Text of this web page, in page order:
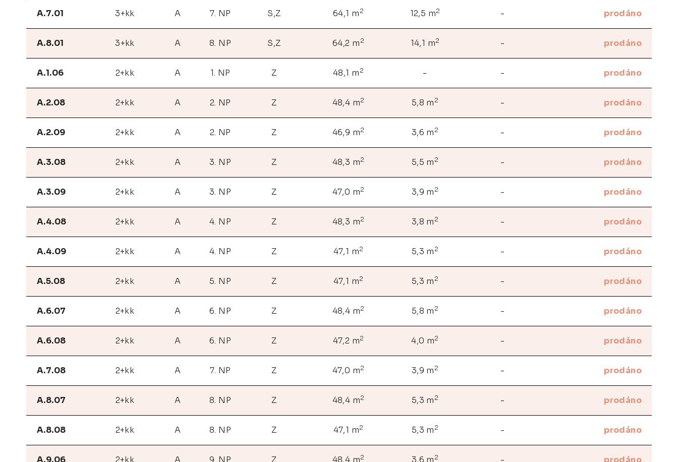
A.7.01 3+kk A 7. NP S,Z 64,1 m 2 12,5 m2 - prodáno
A.8.01 3+kk A 8. NP S,Z 64,2 m 2 14,1 m2 - prodáno
A.1.06 2+kk A 1. NP Z 48,1 m 2 - - prodáno
A.2.08 2+kk A 2. NP Z 48,4 m2 5,8 m 2 - prodáno
A.2.09 2+kk A 2. NP Z 46,9 m2 3,6 m 2 - prodáno
A.3.08 2+kk A 3. NP Z 48,3 m2 5,5 m 2 - prodáno
A.3.09 2+kk A 3. NP Z 47,0 m2 3,9 m 2 - prodáno
A.4.08 2+kk A 4. NP Z 48,3 m2 3,8 m 2 - prodáno
A.4.09 2+kk A 4. NP Z 47,1 m2 5,3 m 2 - prodáno
A.5.08 2+kk A 5. NP Z 47,1 m2 5,3 m 2 - prodáno
A.6.07 2+kk A 6. NP Z 48,4 m2 5,8 m 2 - prodáno
A.6.08 2+kk A 6. NP Z 47,2 m2 4,0 m2 - prodáno
A.7.08 2+kk A 7. NP Z 47,0 m2 3,9 m 2 - prodáno
A.8.07 2+kk A 8. NP Z 48,4 m2 5,3 m 2 - prodáno
A.8.08 2+kk A 8. NP Z 47,1 m2 5,3 m 2 - prodáno
A.9.06 2+kk A 9. NP Z 48,4 m2 3,6 m 2 - prodáno